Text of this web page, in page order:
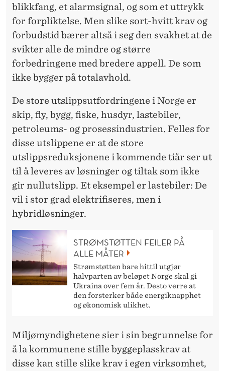
blikkfang, et alarmsignal, og som et uttrykk
for forpliktelse. Men slike sort-hvitt krav og
forbudstid bærer altså i seg den svakhet at de
svikter alle de mindre og større
forbedringene med bredere appell. De som
ikke bygger på totalavhold.
De store utslippsutfordringene i Norge er
skip, fly, bygg, fiske, husdyr, lastebiler,
petroleums- og prosessindustrien. Felles for
disse utslippene er at de store
utslippsreduksjonene i kommende tiår ser ut
til å leveres av løsninger og tiltak som ikke
gir nullutslipp. Et eksempel er lastebiler: De
vil i stor grad elektrifiseres, men i
hybridløsninger.
STRØMSTØTTEN FEILER PÅ
ALLE MÅTER
Strømstøtten bare hittil utgjør
halvparten av beløpet Norge skal gi
Ukraina over fem år. Desto verre at
den forsterker både energiknapphet
og økonomisk ulikhet.
Miljømyndighetene sier i sin begrunnelse for
å la kommunene stille byggeplasskrav at
disse kan stille slike krav i egen virksomhet,